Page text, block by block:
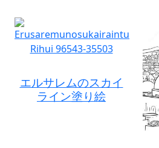
エルサレムのスカイ
ライン塗り絵